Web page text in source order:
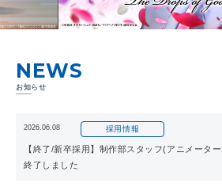
NEWS
お知らせ
2026.06.08 採用情報
【終了/新卒採用】制作部スタッフ(アニメータ
終了しました